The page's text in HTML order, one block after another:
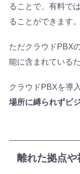
ることで、有料で
ることができます。
ただクラウドPBX
能に含まれている
クラウドPBXを導
場所に縛られずビ
離れた拠点